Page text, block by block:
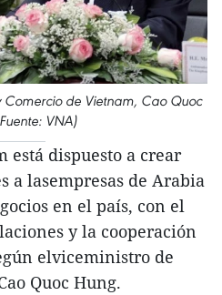
Comercio de Vietnam, Cao Quoc
VNA)
está dispuesto a crear
a lasempresas de Arabia
en el país, con el
y la cooperación
elviceministro de
Quoc Hung.